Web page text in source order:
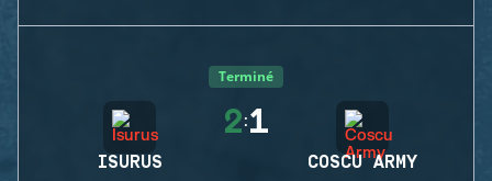
Terminé
ISURUS
2:1
COSCU ARMY